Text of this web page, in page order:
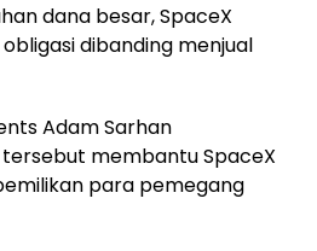
dana besar, SpaceX
dibanding menjual
Adam Sarhan
membantu SpaceX
para pemegang